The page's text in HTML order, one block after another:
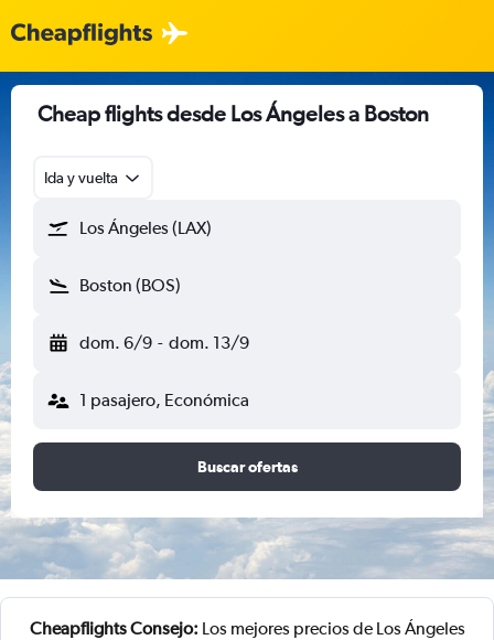
Cheap flights desde Los Ángeles a Boston
Ida y vuelta
Los Ángeles (LAX)
Boston (BOS)
dom. 6/9 - dom. 13/9
1 pasajero, Económica
Buscar ofertas
Cheapflights Consejo: Los mejores precios de Los Ángeles